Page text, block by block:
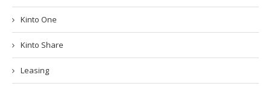
Kinto One
Kinto Share
Leasing